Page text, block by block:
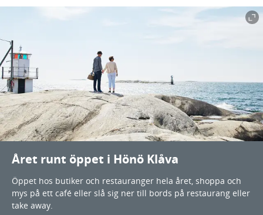
Året runt öppet i Hönö Klåva
Öppet hos butiker och restauranger hela året, shoppa och
mys på ett café eller slå sig ner till bords på restaurang eller
take away.